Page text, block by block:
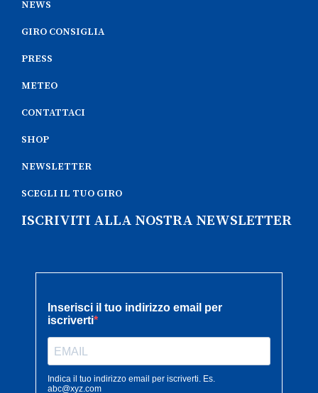
NEWS
GIRO CONSIGLIA
PRESS
METEO
CONTATTACI
SHOP
NEWSLETTER
SCEGLI IL TUO GIRO
ISCRIVITI ALLA NOSTRA NEWSLETTER